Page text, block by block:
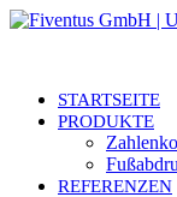
STARTSEITE
PRODUKTE
REFERENZEN